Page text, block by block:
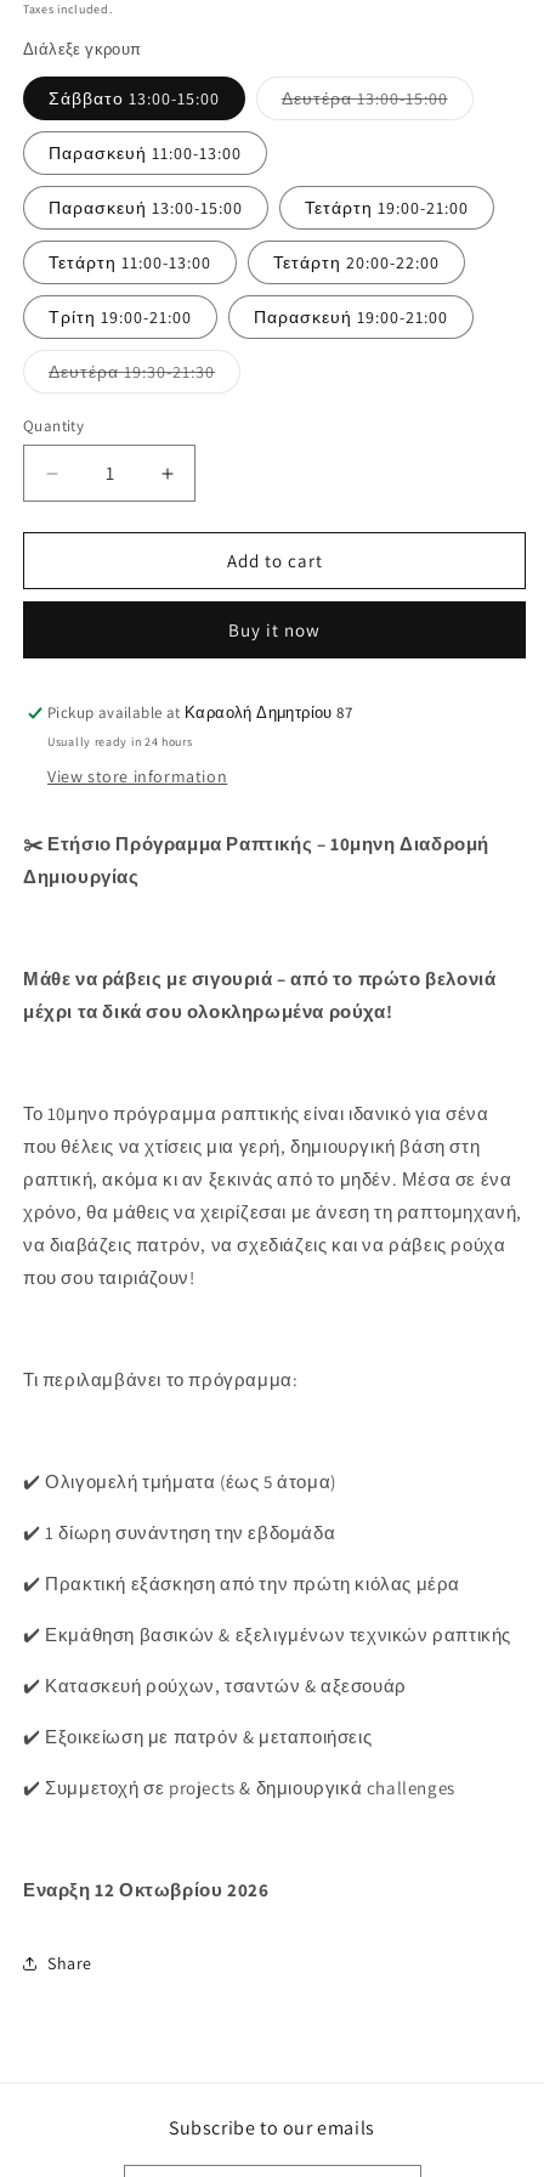
Taxes included.
Διάλεξε γκρουπ
Σάββατο 13:00-15:00 Δευτέρα 13:00-15:00Variant
sold
Παρασκευή 11:00-13:00
Παρασκευή 13:00-15:00 Τετάρτη 19:00-21:00
Τετάρτη 11:00-13:00 Τετάρτη 20:00-22:00
Τρίτη 19:00-21:00 Παρασκευή 19:00-21:00
Δευτέρα 19:30-21:30Variant
sold
Quantity
Decrease
quantity
for
Ετήσιο
Διαδρομή
Δημιουργίας
Increase
quantity
for
Ετήσιο
Πρόγραμμα
Ραπτικής
Διαδρομή
Δημιουργίας
Add to cart
Buy it now
Pickup available at Καραολή Δημητρίου 87
Usually ready in 24 hours
View store information
✂️ Ετήσιο Πρόγραμμα Ραπτικής – 10μηνη Διαδρομή
Δημιουργίας
Μάθε να ράβεις με σιγουριά – από το πρώτο βελονιά
μέχρι τα δικά σου ολοκληρωμένα ρούχα!
Το 10μηνο πρόγραμμα ραπτικής είναι ιδανικό για σένα
που θέλεις να χτίσεις μια γερή, δημιουργική βάση στη
ραπτική, ακόμα κι αν ξεκινάς από το μηδέν. Μέσα σε ένα
χρόνο, θα μάθεις να χειρίζεσαι με άνεση τη ραπτομηχανή,
να διαβάζεις πατρόν, να σχεδιάζεις και να ράβεις ρούχα
που σου ταιριάζουν!
Τι περιλαμβάνει το πρόγραμμα:
✔️ Ολιγομελή τμήματα (έως 5 άτομα)
✔️ 1 δίωρη συνάντηση την εβδομάδα
✔️ Πρακτική εξάσκηση από την πρώτη κιόλας μέρα
✔️ Εκμάθηση βασικών & εξελιγμένων τεχνικών ραπτικής
✔️ Κατασκευή ρούχων, τσαντών & αξεσουάρ
✔️ Εξοικείωση με πατρόν & μεταποιήσεις
✔️ Συμμετοχή σε projects & δημιουργικά challenges
Εναρξη 12 Οκτωβρίου 2026
Share
Subscribe to our emails